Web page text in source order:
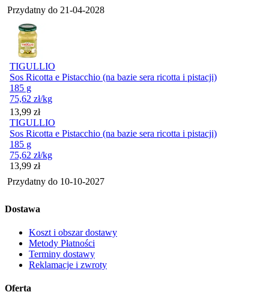
Przydatny do 21-04-2028
TIGULLIO
Sos Ricotta e Pistacchio (na bazie sera ricotta i pistacji)
185 g
75,62 zł/kg
Cena
13,99 zł
TIGULLIO
Sos Ricotta e Pistacchio (na bazie sera ricotta i pistacji)
185 g
75,62 zł/kg
Cena
13,99 zł
Przydatny do 10-10-2027
Dostawa
Koszt i obszar dostawy
Metody Płatności
Terminy dostawy
Reklamacje i zwroty
Oferta